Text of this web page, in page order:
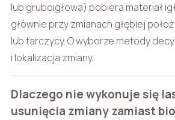
lub gruboigłowa) pobiera materiał
głównie przy zmianach głębiej
lub tarczycy. O wyborze metody
i lokalizacja zmiany.
Dlaczego nie wykonuje się
usunięcia zmiany zamiast